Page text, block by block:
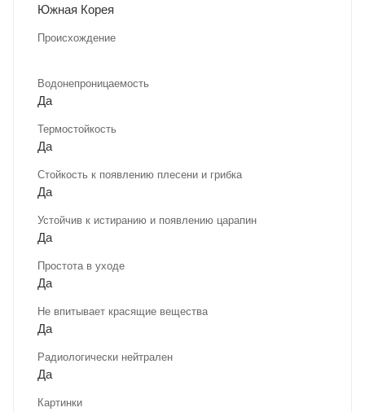
Южная Корея
Происхождение
Водонепроницаемость
Да
Термостойкость
Да
Стойкость к появлению плесени и грибка
Да
Устойчив к истиранию и появлению царапин
Да
Простота в уходе
Да
Не впитывает красящие вещества
Да
Радиологически нейтрален
Да
Картинки